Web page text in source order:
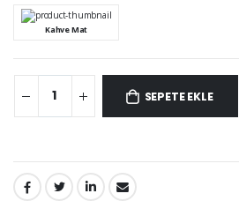
Kahve Mat
SEPETE EKLE
PAYLAŞ: